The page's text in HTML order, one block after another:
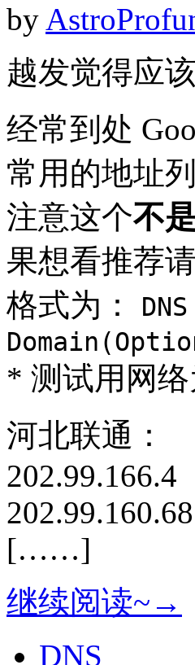
by
越发觉得应
经常到处
常用的地址
注意这个不
果想看推荐请
格式为：
* 测试用网
河北联通：
[……]
继续阅读~→
DNS